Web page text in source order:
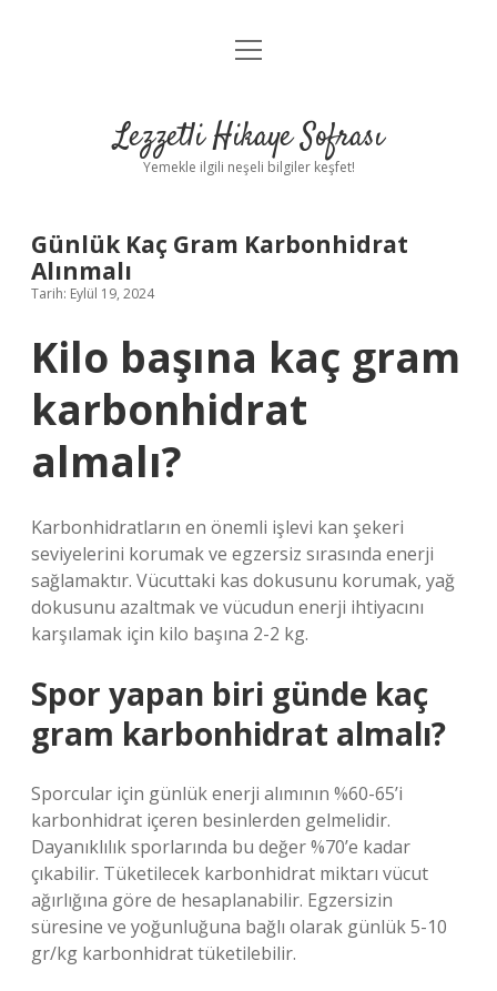
Anasayfa
Yasal Uyarı
menüyü
Lezzetli Hikaye Sofrası
Yemekle ilgili neşeli bilgiler keşfet!
Günlük Kaç Gram Karbonhidrat
Alınmalı
Tarih: Eylül 19, 2024
Kilo başına kaç gram
karbonhidrat
almalı?
Karbonhidratların en önemli işlevi kan şekeri
seviyelerini korumak ve egzersiz sırasında enerji
sağlamaktır. Vücuttaki kas dokusunu korumak, yağ
dokusunu azaltmak ve vücudun enerji ihtiyacını
karşılamak için kilo başına 2-2 kg.
Spor yapan biri günde kaç
gram karbonhidrat almalı?
Sporcular için günlük enerji alımının %60-65’i
karbonhidrat içeren besinlerden gelmelidir.
Dayanıklılık sporlarında bu değer %70’e kadar
çıkabilir. Tüketilecek karbonhidrat miktarı vücut
ağırlığına göre de hesaplanabilir. Egzersizin
süresine ve yoğunluğuna bağlı olarak günlük 5-10
gr/kg karbonhidrat tüketilebilir.